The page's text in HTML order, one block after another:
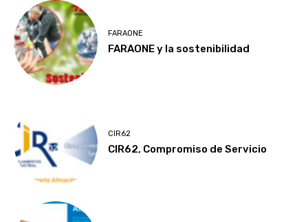
FARAONE
FARAONE y la sostenibilidad
CIR62
CIR62, Compromiso de Servicio